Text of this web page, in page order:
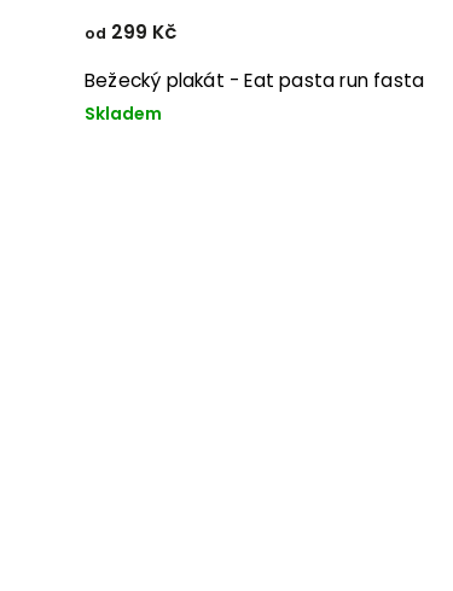
Bežecký plakát - Eat pasta run fasta
Skladem
od 299 Kč